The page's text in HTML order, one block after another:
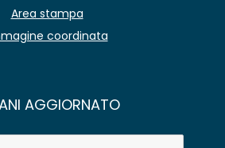
Area stampa
coordinata
AGGIORNATO